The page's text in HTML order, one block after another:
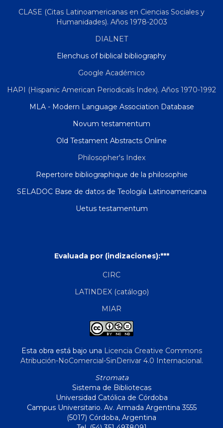
CLASE (Citas Latinoamericanas en Ciencias Sociales y
Humanidades). Años 1978-2003
DIALNET
Elenchus of biblical bibliography
Google Académico
HAPI (Hispanic American Periodicals Index). Años 1970-1992
MLA - Modern Language Association Database
Novum testamentum
Old Testament Abstracts Online
Philosopher's Index
Repertoire bibliographique de la philosophie
SELADOC Base de datos de Teología Latinoamericana
Uetus testamentum
Evaluada por (indizaciones):***
CIRC
LATINDEX (catálogo)
MIAR
Esta obra está bajo una Licencia Creative Commons
Atribución-NoComercial-SinDerivar 4.0 Internacional.
Stromata
Sistema de Bibliotecas
Universidad Católica de Córdoba
Campus Universitario. Av. Armada Argentina 3555
(5017) Córdoba, Argentina